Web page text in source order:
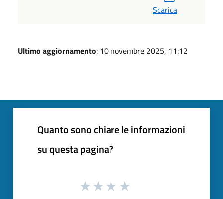
Scarica
Ultimo aggiornamento: 10 novembre 2025, 11:12
Quanto sono chiare le informazioni
su questa pagina?